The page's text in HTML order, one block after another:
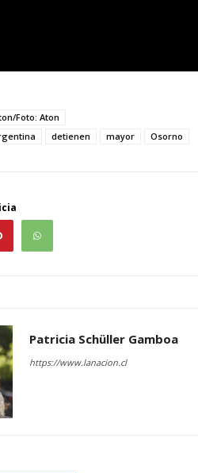
Foto: Aton
detienen mayor Osorno
Patricia Schüller Gamboa
https://www.lanacion.cl